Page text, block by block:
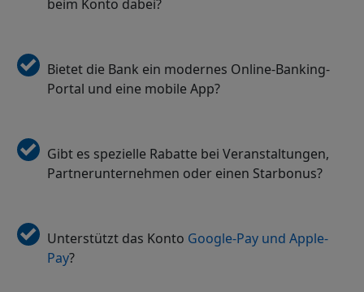
beim Konto dabei?
Bietet die Bank ein modernes Online-Banking-
Portal und eine mobile App?
Gibt es spezielle Rabatte bei Veranstaltungen,
Partnerunternehmen oder einen Starbonus?
Unterstützt das Konto Google-Pay und Apple-
Pay?